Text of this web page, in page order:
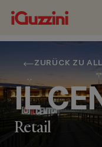
ZURÜCK ZU
IL
Retail